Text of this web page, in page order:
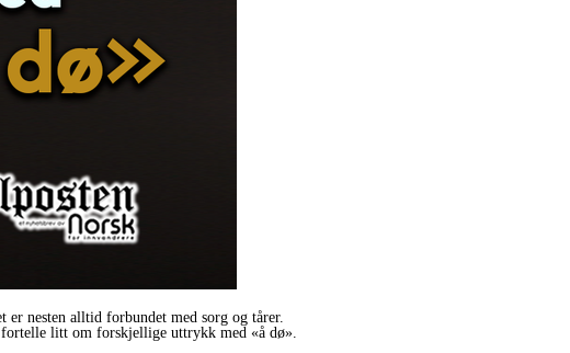
nesten alltid forbundet med sorg og tårer.
litt om forskjellige uttrykk med «å dø».